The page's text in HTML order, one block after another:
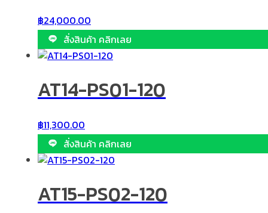
฿24,000.00
สั่งสินค้า คลิกเลย
AT14-PS01-120
฿11,300.00
สั่งสินค้า คลิกเลย
AT15-PS02-120